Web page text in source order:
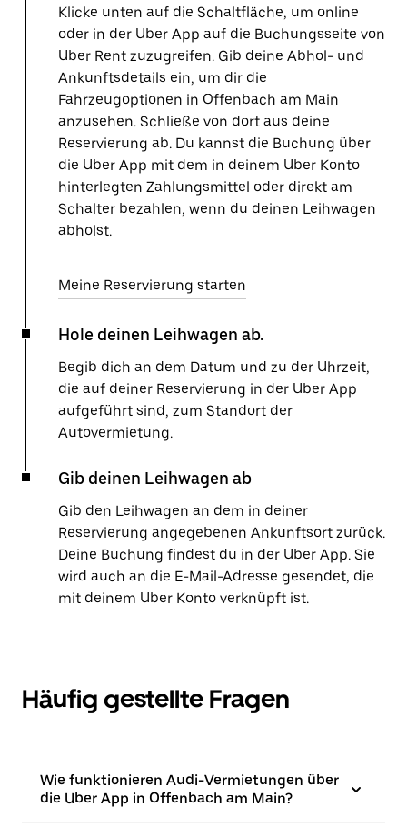
Klicke unten auf die Schaltfläche, um online
oder in der Uber App auf die Buchungsseite von
Uber Rent zuzugreifen. Gib deine Abhol- und
Ankunftsdetails ein, um dir die
Fahrzeugoptionen in Offenbach am Main
anzusehen. Schließe von dort aus deine
Reservierung ab. Du kannst die Buchung über
die Uber App mit dem in deinem Uber Konto
hinterlegten Zahlungsmittel oder direkt am
Schalter bezahlen, wenn du deinen Leihwagen
abholst.
Meine Reservierung starten
Hole deinen Leihwagen ab.
Begib dich an dem Datum und zu der Uhrzeit,
die auf deiner Reservierung in der Uber App
aufgeführt sind, zum Standort der
Autovermietung.
Gib deinen Leihwagen ab
Gib den Leihwagen an dem in deiner
Reservierung angegebenen Ankunftsort zurück.
Deine Buchung findest du in der Uber App. Sie
wird auch an die E-Mail-Adresse gesendet, die
mit deinem Uber Konto verknüpft ist.
Häufig gestellte Fragen
Wie funktionieren Audi-Vermietungen über
die Uber App in Offenbach am Main?